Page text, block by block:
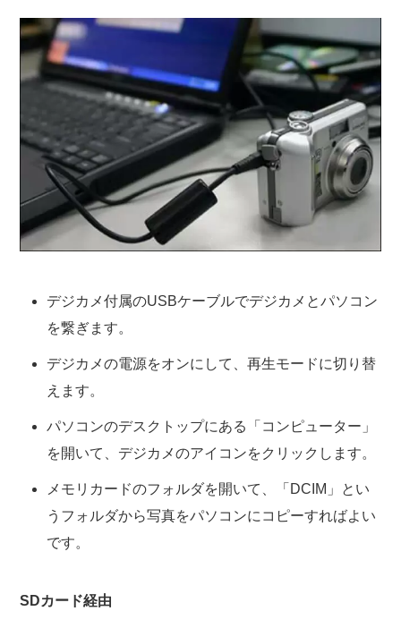
デジカメ付属のUSBケーブルでデジカメとパソコン
を繋ぎます。
デジカメの電源をオンにして、再生モードに切り替
えます。
パソコンのデスクトップにある「コンピューター」
を開いて、デジカメのアイコンをクリックします。
メモリカードのフォルダを開いて、「DCIM」とい
うフォルダから写真をパソコンにコピーすればよい
です。
SDカード経由